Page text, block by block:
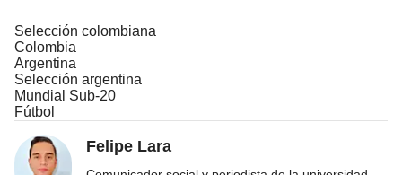
Selección colombiana
Colombia
Argentina
Selección argentina
Mundial Sub-20
Fútbol
Felipe Lara